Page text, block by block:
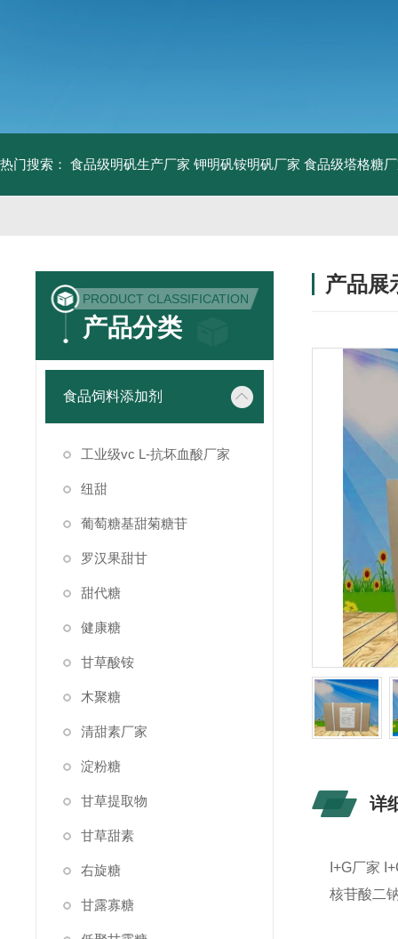
热门搜索： 食品级明矾生产厂家 钾明矾铵明矾厂家 食品级塔格糖
PRODUCT CLASSIFICATION
产品分类
食品饲料添加剂
工业级vc L-抗坏血酸厂家
纽甜
葡萄糖基甜菊糖苷
罗汉果甜甘
甜代糖
健康糖
甘草酸铵
木聚糖
清甜素厂家
淀粉糖
甘草提取物
甘草甜素
右旋糖
甘露寡糖
产品展
详
I+G厂家
核苷酸二